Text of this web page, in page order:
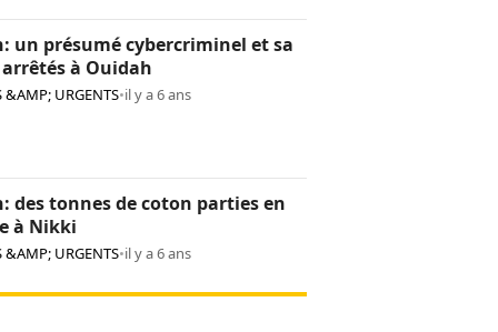
un présumé cybercriminel et sa
à Ouidah
&AMP; URGENTS•il y a 6 ans
des tonnes de coton parties en
à Nikki
&AMP; URGENTS•il y a 6 ans